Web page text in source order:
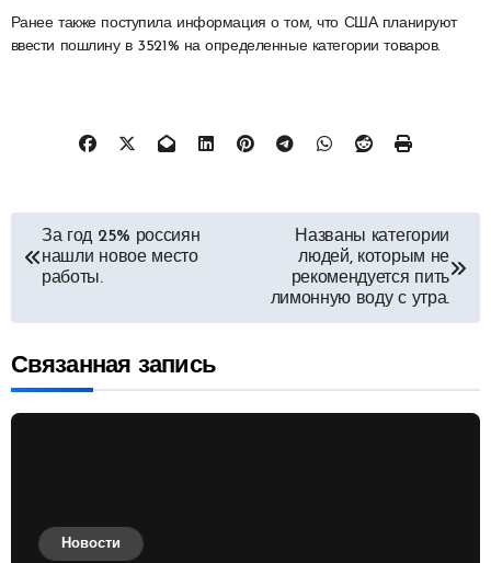
Ранее также поступила информация о том, что США планируют
ввести пошлину в 3521% на определенные категории товаров.
Навигация
по
записям
За год 25% россиян
нашли новое место
работы.
Названы категории
людей, которым не
рекомендуется пить
лимонную воду с утра.
Связанная запись
Новости